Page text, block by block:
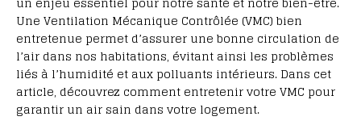
Une Ventilation Mécanique Contrôlée (VMC) bien
entretenue permet d’assurer une bonne circulation de
l’air dans nos habitations, évitant ainsi les problèmes
liés à l’humidité et aux polluants intérieurs. Dans cet
article, découvrez comment entretenir votre VMC pour
garantir un air sain dans votre logement.